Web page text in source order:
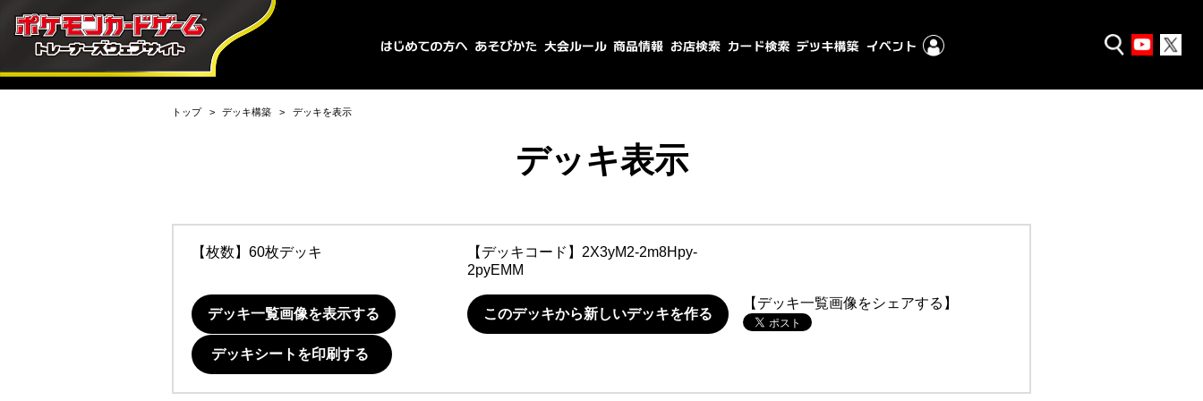
トップ デッキ構築 デッキを表示
デッキ表示
【枚数】60枚デッキ 【デッキコード】 2X3yM2-2m8Hpy-
2pyEMM
デッキ一覧画像を表示する このデッキから新しいデッキを作る
【デッキ一覧画像をシェアする】
デッキシートを印刷する